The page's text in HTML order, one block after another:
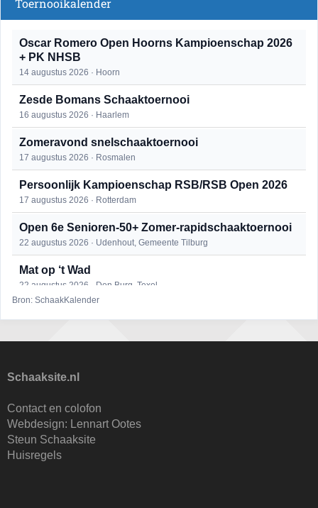
Toernooikalender
Oscar Romero Open Hoorns Kampioenschap 2026
+ PK NHSB
14 augustus 2026 · Hoorn
Zesde Bomans Schaaktoernooi
16 augustus 2026 · Haarlem
Zomeravond snelschaaktoernooi
17 augustus 2026 · Rosmalen
Persoonlijk Kampioenschap RSB/RSB Open 2026
17 augustus 2026 · Rotterdam
Open 6e Senioren-50+ Zomer-rapidschaaktoernooi
22 augustus 2026 · Udenhout, Gemeente Tilburg
Mat op ‘t Wad
22 augustus 2026 · Den Burg, Texel
23 augustus 2026 · Utrecht
25 augustus 2026 · Bunschoten-Spakenburg
Nazomervierkampentoernooi 2026
28 augustus 2026 · Assen
Bron: SchaakKalender
Schaaksite.nl
Contact en colofon
Webdesign: Lennart Ootes
Steun Schaaksite
Huisregels